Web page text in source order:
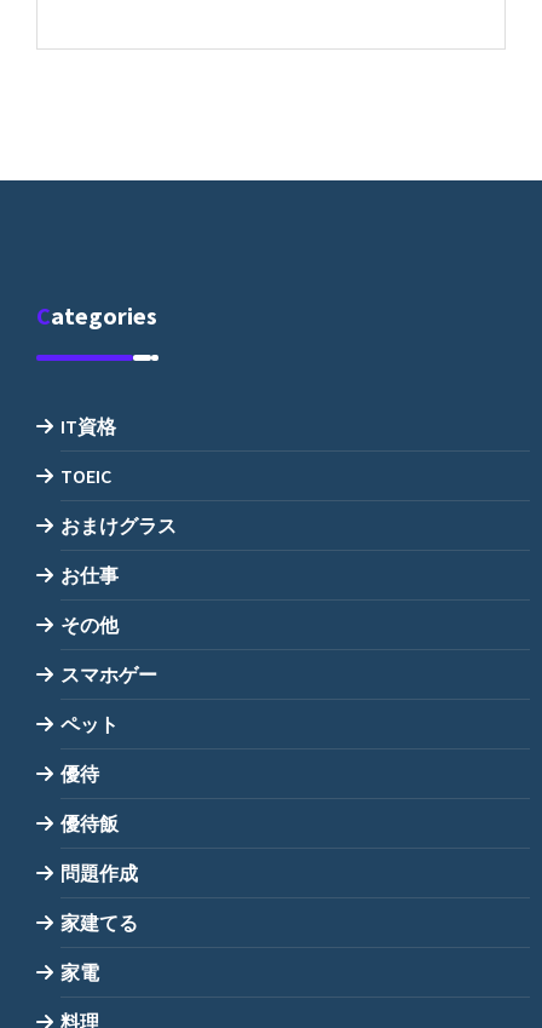
Categories
IT資格
TOEIC
おまけグラス
お仕事
その他
スマホゲー
ペット
優待
優待飯
問題作成
家建てる
家電
料理